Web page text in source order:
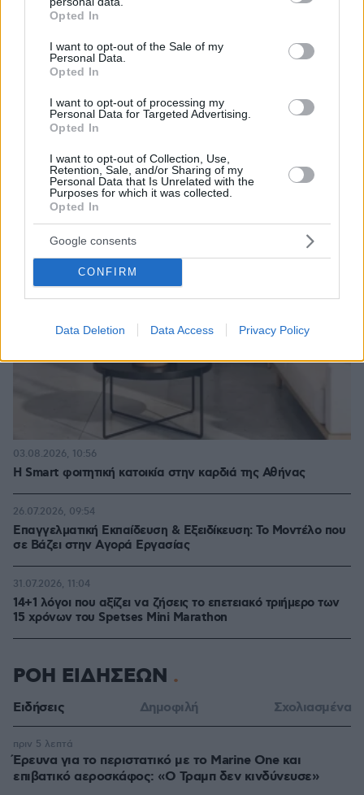
grant or deny consent to Google and its third-party tags to
use your data for below specified purposes in below Google
consent section.
Opted In
I want to opt-out of the Sale of my
Personal Data.
Opted In
I want to opt-out of processing my
Personal Data for Targeted Advertising.
Opted In
I want to opt-out of Collection, Use,
Retention, Sale, and/or Sharing of my
Personal Data that Is Unrelated with the
Purposes for which it was collected.
Opted In
Google consents
CONFIRM
Data Deletion Data Access Privacy Policy
Μια ξεχασμένη τσάντα και το κλειδί που «κόλλησε» η αιτία
της τραγωδίας στο Παγκράτι - Πώς βρέθηκε στο κενό η
Thema Insights
Η Smart φοιτητική κατοικία στην καρδιά της Αθήνας
03.08.2026, 10:56
Επαγγελματική Εκπαίδευση & Εξειδίκευση: Το Mοντέλο που
σε Bάζει στην Aγορά Eργασίας
26.07.2026, 09:54
14+1 λόγοι που αξίζει να ζήσεις το επετειακό τριήμερο των
15 χρόνων του Spetses Mini Marathon
31.07.2026, 11:04
ΡΟΗ ΕΙΔΗΣΕΩΝ
Ειδήσεις Δημοφιλή Σχολιασμένα
Έρευνα για το περιστατικό με το Marine One και
επιβατικό αεροσκάφος: «Ο Τραμπ δεν κινδύνευσε»
πριν 5 λεπτά